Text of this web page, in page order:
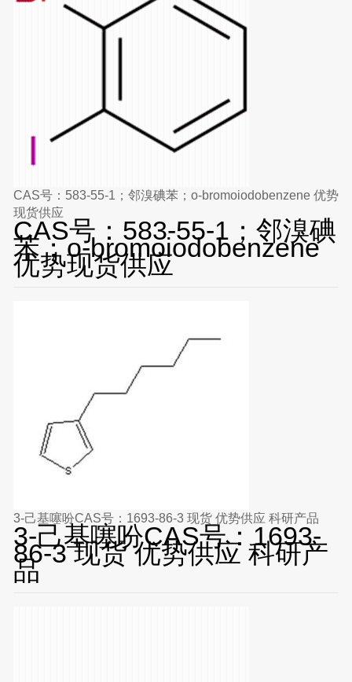
CAS号：583-55-1；邻溴碘苯；o-bromoiodobenzene 优势
现货供应
CAS号：583-55-1；邻溴碘
苯；o-bromoiodobenzene
优势现货供应
3-己基噻吩CAS号：1693-86-3 现货 优势供应 科研产品
3-己基噻吩CAS号：1693-
86-3 现货 优势供应 科研产
品